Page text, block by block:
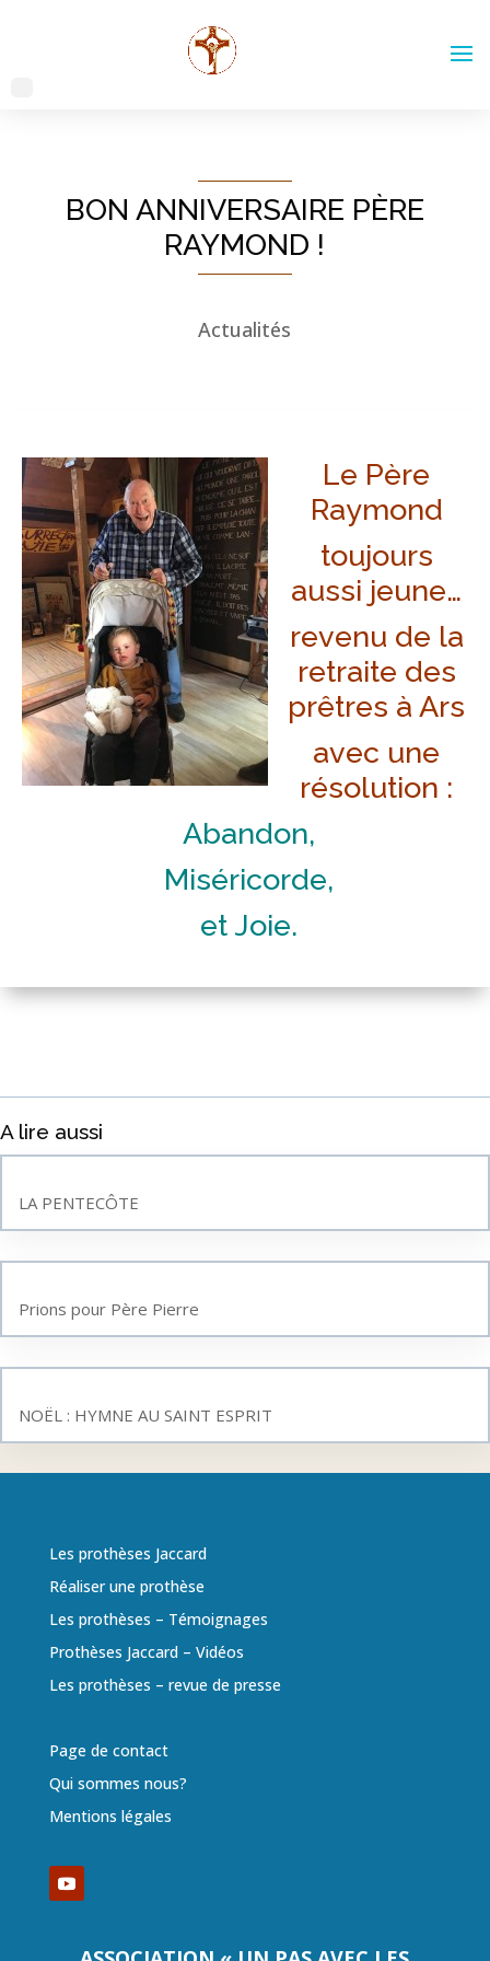
BON ANNIVERSAIRE PÈRE
RAYMOND !
Actualités
Le Père
Raymond
toujours
aussi jeune…
revenu de la
retraite des
prêtres à Ars
avec une
résolution :
Abandon,
Miséricorde,
et Joie.
A lire aussi
LA PENTECÔTE
Prions pour Père Pierre
NOËL : HYMNE AU SAINT ESPRIT
Les prothèses Jaccard
Réaliser une prothèse
Les prothèses – Témoignages
Prothèses Jaccard – Vidéos
Les prothèses – revue de presse
Page de contact
Qui sommes nous?
Mentions légales